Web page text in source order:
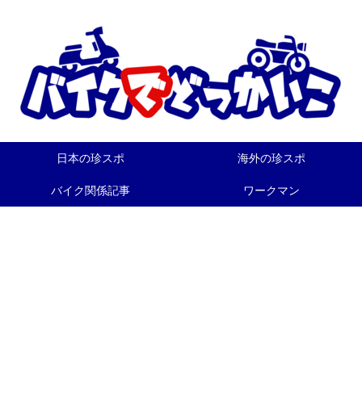
日本の珍スポ 海外の珍スポ
バイク関係記事 ワークマン